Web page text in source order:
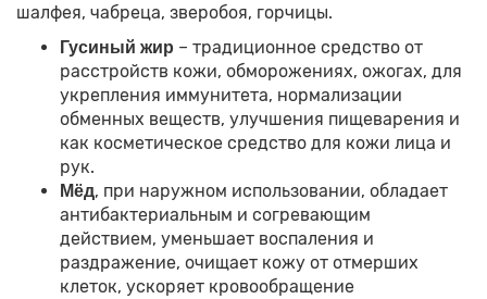
шалфея, чабреца, зверобоя, горчицы.
Гусиный жир – традиционное средство от
расстройств кожи, обморожениях, ожогах, для
укрепления иммунитета, нормализации
обменных веществ, улучшения пищеварения и
как косметическое средство для кожи лица и
рук.
Мёд, при наружном использовании, обладает
антибактериальным и согревающим
действием, уменьшает воспаления и
раздражение, очищает кожу от отмерших
клеток, ускоряет кровообращение